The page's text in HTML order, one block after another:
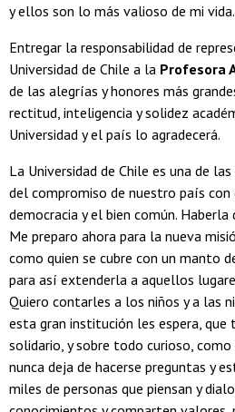
y ellos son lo más valioso de mi vida.
Entregar la responsabilidad de
Universidad de Chile a la Profesora
de las alegrías y honores más
rectitud, inteligencia y solidez
Universidad y el país lo agradecerá.
La Universidad de Chile es una de
del compromiso de nuestro país
democracia y el bien común. Haberla
Me preparo ahora para la nueva
como quien se cubre con un manto
para así extenderla a aquellos
Quiero contarles a los niños y a las
esta gran institución les espera,
solidario, y sobre todo curioso,
nunca deja de hacerse preguntas y
miles de personas que piensan y